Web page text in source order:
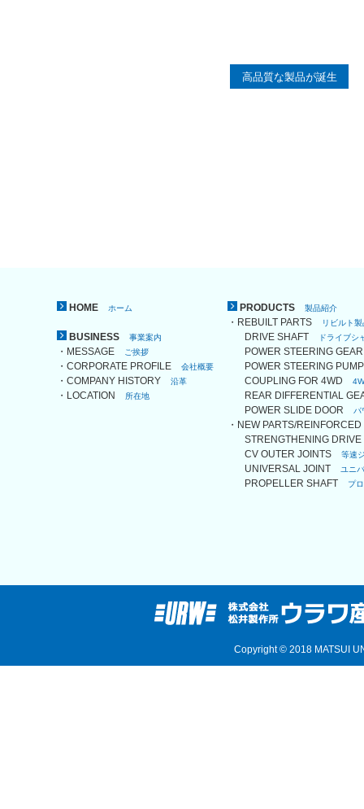
高品質な製品が誕生
HOME ホーム
BUSINESS 事業案内
・MESSAGE ご挨拶
・CORPORATE PROFILE 会社概要
・COMPANY HISTORY 沿革
・LOCATION 所在地
PRODUCTS 製品紹介
・REBUILT PARTS リビルト製
DRIVE SHAFT ドライブシ
POWER STEERING
POWER STEERING
COUPLING FOR 4WD
REAR DIFFERENTIAL
POWER SLIDE DOOR
パ
・NEW PARTS/
STRENGTHENING
CV OUTER JOINTS
等速
UNIVERSAL JOINT ユニ
PROPELLER SHAFT プ
Copyright © 2018 MATSUI